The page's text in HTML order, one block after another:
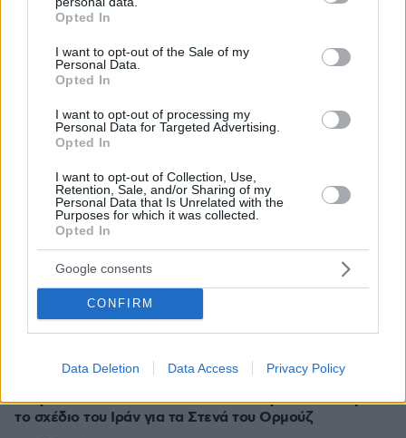
grant or deny consent to Google and its third-party tags to
use your data for below specified purposes in below Google
consent section.
Opted In
I want to opt-out of the Sale of my
Personal Data.
Opted In
I want to opt-out of processing my
Personal Data for Targeted Advertising.
Opted In
I want to opt-out of Collection, Use,
Retention, Sale, and/or Sharing of my
Personal Data that Is Unrelated with the
Purposes for which it was collected.
Opted In
Google consents
CONFIRM
Data Deletion Data Access Privacy Policy
Διασκεδάζουμε υπεύθυνα, επιστρέφουμε με ασφάλεια
ΡΟΗ ΕΙΔΗΣΕΩΝ
Ειδήσεις Δημοφιλή
Οι τελευταίες ημέρες του κουταβιού που ζούσε με
λύκους στην Κ. Μακεδονία: Η ξαφνική κατάρρευση, η
απομόνωση και τα αναπάντητα ερωτήματα
πριν 8 λεπτά
Μπορεί ο γιος του Χατζιδάκι να απαγορεύσει στον
Μητσιά να τραγουδάει τον «Γιάννη τον φονιά»; Πού
Πετρέλαιο: Πιάνει και πάλι τα 83 δολάρια το Brent μετά
το σχέδιο του Ιράν για τα Στενά του Ορμούζ